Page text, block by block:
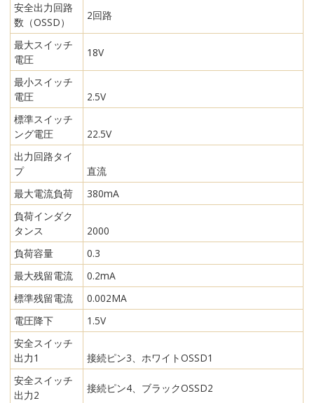
安全出力回路
数（OSSD）
2回路
最大スイッチ
電圧
18V
最小スイッチ
電圧
2.5V
標準スイッチ
ング電圧
22.5V
出力回路タイ
プ
直流
最大電流負荷
380mA
負荷インダク
タンス
2000
負荷容量
0.3
最大残留電流
0.2mA
標準残留電流
0.002MA
電圧降下
1.5V
安全スイッチ
出力1
接続ピン3、ホワイトOSSD1
安全スイッチ
出力2
接続ピン4、ブラックOSSD2